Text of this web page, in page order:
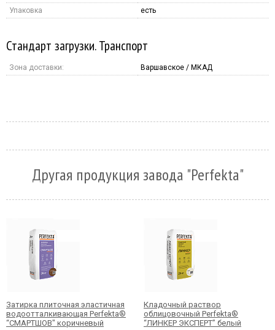
Упаковка
есть
Стандарт загрузки. Транспорт
Зона доставки: Варшавское / МКАД
Другая продукция завода "Perfekta"
Затирка плиточная эластичная
водоотталкивающая Perfekta®
“СМАРТШОВ" коричневый
Кладочный раствор
облицовочный Perfekta®
“ЛИНКЕР ЭКСПЕРТ” белый